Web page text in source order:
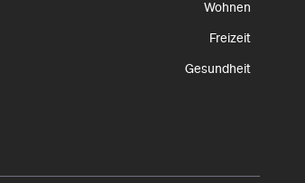
Wohnen
Freizeit
Gesundheit